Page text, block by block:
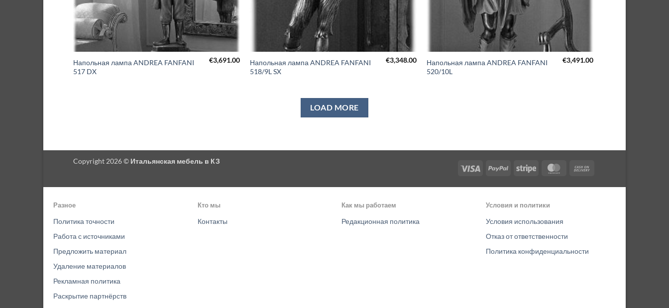
Напольная лампа ANDREA FANFANI
517 DX
€3,691.00
Напольная лампа ANDREA FANFANI
518/9L SX
€3,348.00
Напольная лампа ANDREA FANFANI
520/10L
€3,491.00
LOAD MORE
Visa PayPal Stripe MasterCard
Delivery
Copyright 2026 © Итальянская мебель в КЗ
Разное
Политика точности
Работа с источниками
Предложить материал
Удаление материалов
Рекламная политика
Раскрытие партнёрств
Кто мы
Контакты
Как мы работаем
Редакционная политика
Условия и политики
Условия использования
Отказ от ответственности
Политика конфиденциальности